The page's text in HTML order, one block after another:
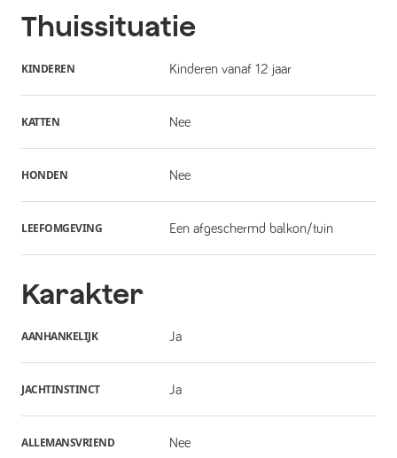
Thuissituatie
KINDEREN Kinderen vanaf 12 jaar
KATTEN Nee
HONDEN Nee
LEEFOMGEVING Een afgeschermd balkon/tuin
Karakter
AANHANKELIJK Ja
JACHTINSTINCT Ja
ALLEMANSVRIEND Nee